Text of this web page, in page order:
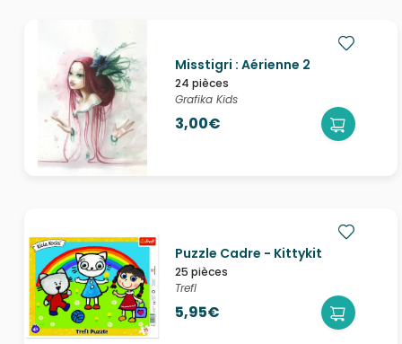
Misstigri : Aérienne 2
24 pièces
Grafika Kids
3,00€
Puzzle Cadre - Kittykit
25 pièces
Trefl
5,95€